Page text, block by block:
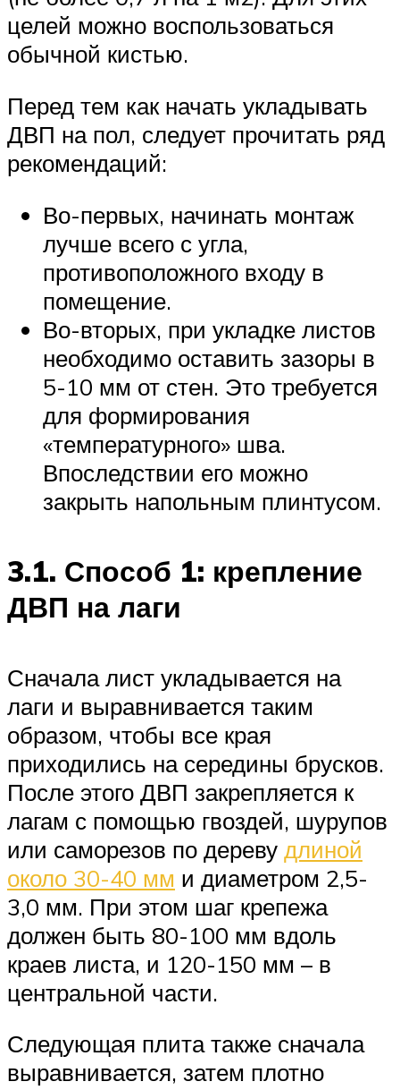
целей можно воспользоваться
обычной кистью.
Перед тем как начать укладывать
ДВП на пол, следует прочитать ряд
рекомендаций:
Во-первых, начинать монтаж
лучше всего с угла,
противоположного входу в
помещение.
Во-вторых, при укладке листов
необходимо оставить зазоры в
5-10 мм от стен. Это требуется
для формирования
«температурного» шва.
Впоследствии его можно
закрыть напольным плинтусом.
3.1. Способ 1: крепление
ДВП на лаги
Сначала лист укладывается на
лаги и выравнивается таким
образом, чтобы все края
приходились на середины брусков.
После этого ДВП закрепляется к
лагам с помощью гвоздей, шурупов
или саморезов по дереву длиной
около 30-40 мм и диаметром 2,5-
3,0 мм. При этом шаг крепежа
должен быть 80-100 мм вдоль
краев листа, и 120-150 мм – в
центральной части.
Следующая плита также сначала
выравнивается, затем плотно